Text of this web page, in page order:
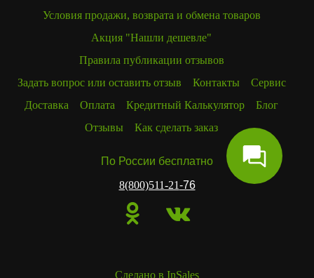
Условия продажи, возврата и обмена товаров
Акция "Нашли дешевле"
Правила публикации отзывов
Задать вопрос или оставить отзыв
Контакты
Сервис
Доставка
Оплата Кредитный Калькулятор
Блог
Отзывы
Как сделать заказ
По России бесплатно
8(800)511-21-76
Сделано в InSales